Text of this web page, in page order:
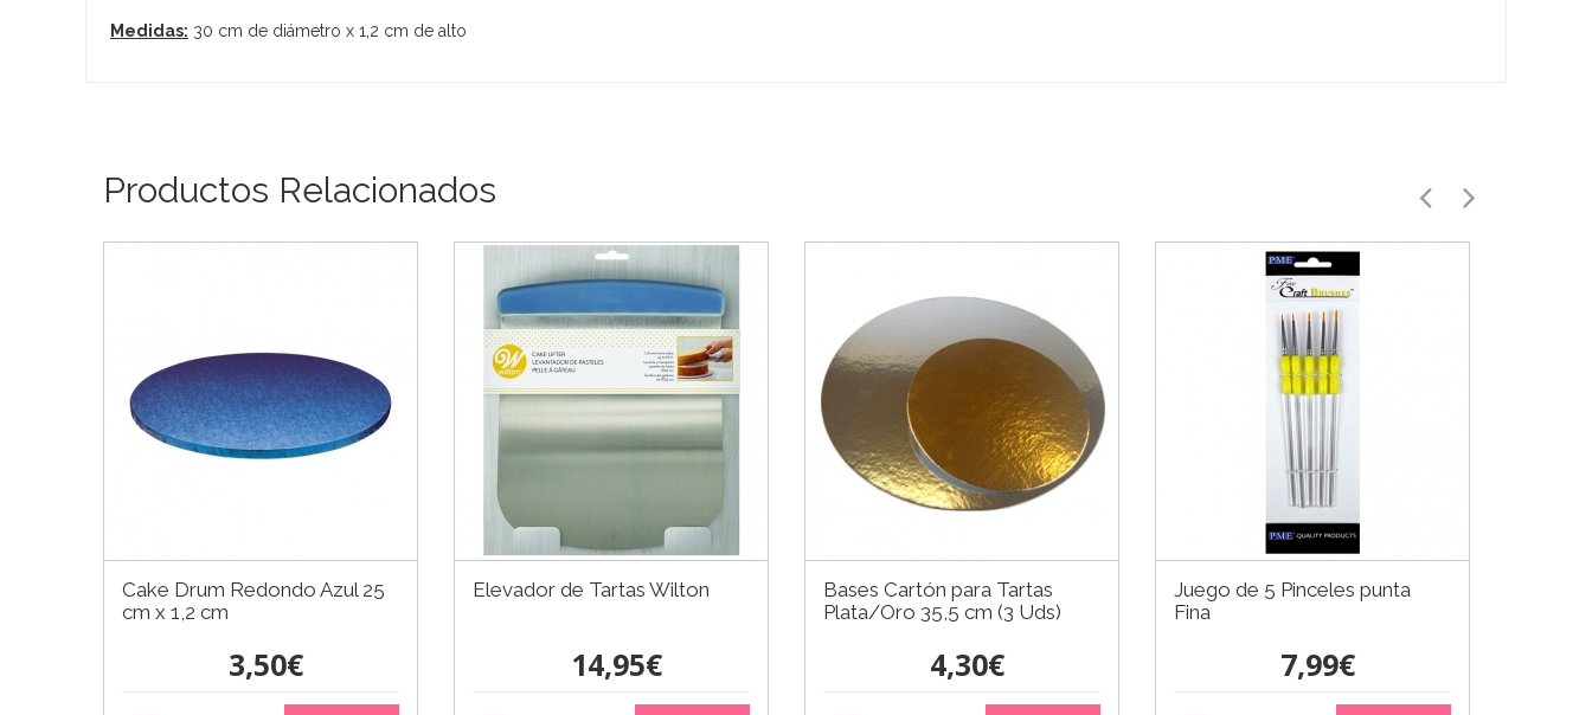
Medidas: 30 cm de diámetro x 1,2 cm de alto
Productos Relacionados
Cake Drum Redondo Azul 25
cm x 1,2 cm
3,50€
Elevador de Tartas Wilton
14,95€
Bases Cartón para Tartas
Plata/Oro 35,5 cm (3 Uds)
4,30€
Juego de 5 Pinceles punta
Fina
7,99€